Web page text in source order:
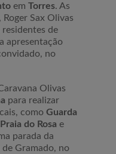
em Torres. As
Sax Olivas
de
apresentação
no
Olivas
para realizar
como Guarda
Praia do Rosa e
parada da
Gramado, no